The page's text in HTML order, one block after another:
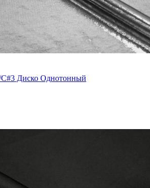
C#3 Диско Однотонный